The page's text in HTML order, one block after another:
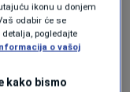
upala na jug
je privukao niz
Teheran.
ikonu u donjem
odabir će se
pogledajte
o vašoj
kako bismo